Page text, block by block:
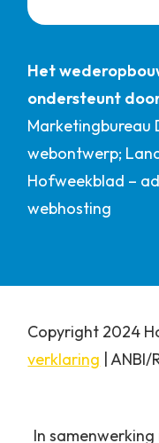
Het
ondersteunt
Marketingbureau
webontwerp;
Hofweekblad –
webhosting
Copyright 2024
verklaring |
In